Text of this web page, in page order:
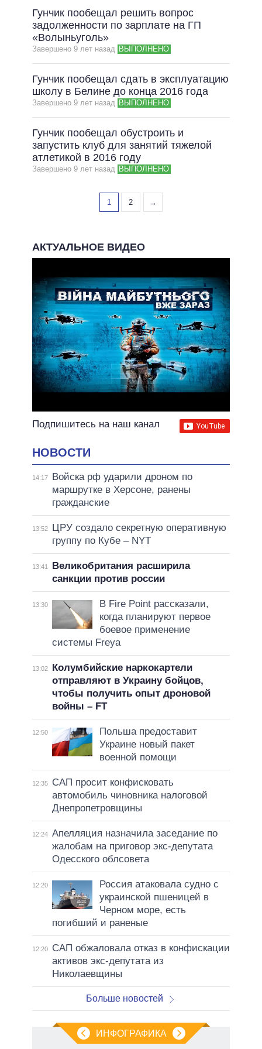
Гунчик пообещал решить вопрос
задолженности по зарплате на ГП
«Волыньуголь»
Завершено 9 лет назад ВЫПОЛНЕНО
Гунчик пообещал сдать в эксплуатацию
школу в Белине до конца 2016 года
Завершено 9 лет назад ВЫПОЛНЕНО
Гунчик пообещал обустроить и
запустить клуб для занятий тяжелой
атлетикой в 2016 году
Завершено 9 лет назад ВЫПОЛНЕНО
1 2 →
АКТУАЛЬНОЕ ВИДЕО
Подпишитесь на наш канал
НОВОСТИ
14:17
Войска рф ударили дроном по
маршрутке в Херсоне, ранены
гражданские
13:52
ЦРУ создало секретную оперативную
группу по Кубе – NYT
13:41
Великобритания расширила
санкции против россии
13:30
В Fire Point рассказали,
когда планируют первое
боевое применение
системы Freya
13:02
Колумбийские наркокартели
отправляют в Украину бойцов,
чтобы получить опыт дроновой
войны – FT
12:50
Польша предоставит
Украине новый пакет
военной помощи
12:35
САП просит конфисковать
автомобиль чиновника налоговой
Днепропетровщины
12:24 Апелляция назначила заседание по
жалобам на приговор экс-депутата
Одесского облсовета
12:20
Россия атаковала судно с
украинской пшеницей в
Черном море, есть
погибший и раненые
12:20
САП обжаловала отказ в конфискации
активов экс-депутата из
Николаевщины
Больше новостей
ИНФОГРАФИКА